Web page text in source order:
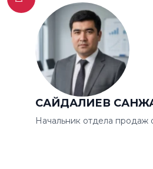
САЙДАЛИЕВ
Начальник отдела продаж